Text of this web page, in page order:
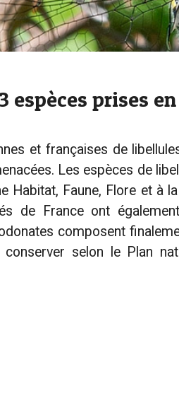
espèces prises
et françaises de
Les espèces de
Habitat, Faune, Flore et à
de France ont
composent
selon le Plan